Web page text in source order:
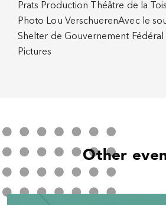
Prats Production Théâtre de la
Photo Lou VerschuerenAvec le
Shelter de Gouvernement Fédéral
Pictures
Other